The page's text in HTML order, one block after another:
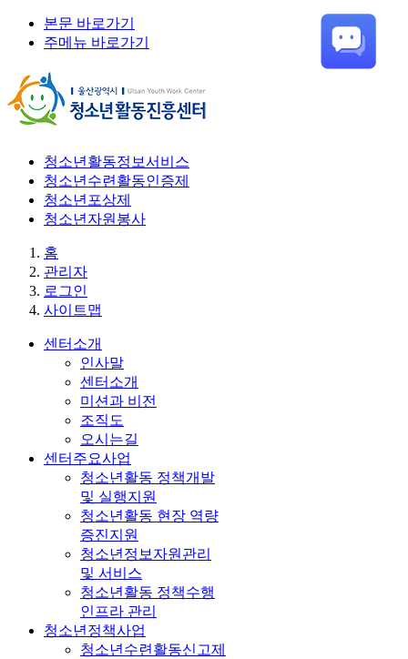
본문 바로가기
주메뉴 바로가기
청소년활동정보서비스
청소년수련활동인증제
청소년포상제
청소년자원봉사
홈
관리자
로그인
사이트맵
센터소개
인사말
센터소개
미션과 비전
조직도
오시는길
센터주요사업
청소년활동 정책개발
및 실행지원
청소년활동 현장 역량
증진지원
청소년정보자원관리
및 서비스
청소년활동 정책수행
인프라 관리
청소년정책사업
청소년수련활동신고제